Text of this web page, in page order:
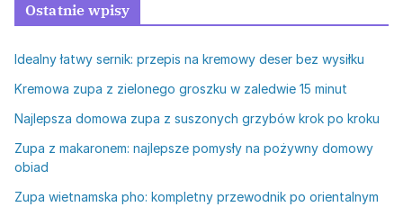
Ostatnie wpisy
Idealny łatwy sernik: przepis na kremowy deser bez wysiłku
Kremowa zupa z zielonego groszku w zaledwie 15 minut
Najlepsza domowa zupa z suszonych grzybów krok po kroku
Zupa z makaronem: najlepsze pomysły na pożywny domowy
obiad
Zupa wietnamska pho: kompletny przewodnik po orientalnym